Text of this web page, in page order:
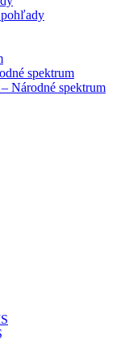
pohľady
spektrum
Národné spektrum